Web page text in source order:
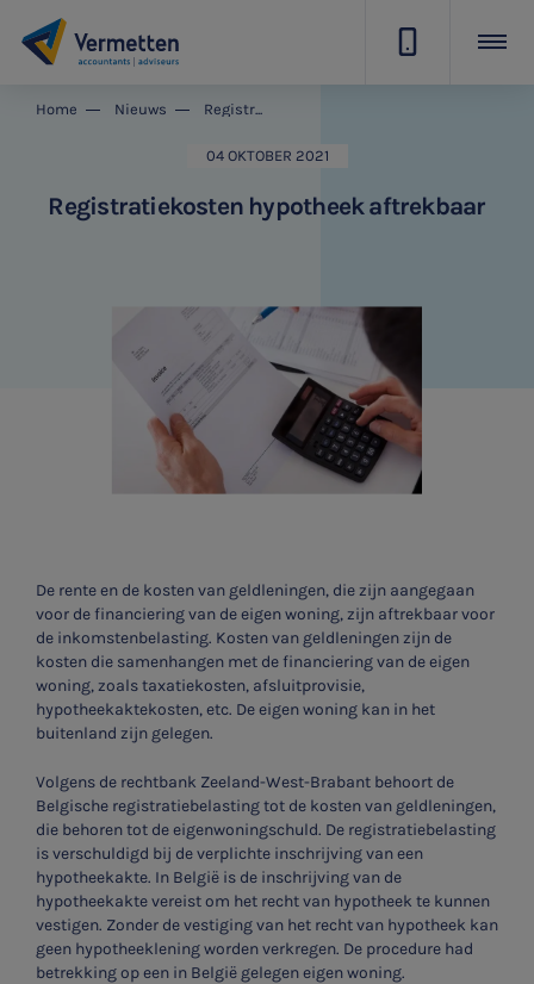
Home Nieuws Registratiekosten hypotheek aftrekbaar
04 OKTOBER 2021
Registratiekosten hypotheek aftrekbaar
De rente en de kosten van geldleningen, die zijn aangegaan
voor de financiering van de eigen woning, zijn aftrekbaar voor
de inkomstenbelasting. Kosten van geldleningen zijn de
kosten die samenhangen met de financiering van de eigen
woning, zoals taxatiekosten, afsluitprovisie,
hypotheekaktekosten, etc. De eigen woning kan in het
buitenland zijn gelegen.
Volgens de rechtbank Zeeland-West-Brabant behoort de
Belgische registratiebelasting tot de kosten van geldleningen,
die behoren tot de eigenwoningschuld. De registratiebelasting
is verschuldigd bij de verplichte inschrijving van een
hypotheekakte. In België is de inschrijving van de
hypotheekakte vereist om het recht van hypotheek te kunnen
vestigen. Zonder de vestiging van het recht van hypotheek kan
geen hypotheeklening worden verkregen. De procedure had
betrekking op een in België gelegen eigen woning.